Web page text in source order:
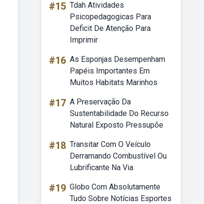
#15 Tdah Atividades
Psicopedagogicas Para
Deficit De Atenção Para
Imprimir
#16 As Esponjas Desempenham
Papéis Importantes Em
Muitos Habitats Marinhos
#17 A Preservação Da
Sustentabilidade Do Recurso
Natural Exposto Pressupõe
#18 Transitar Com O Veículo
Derramando Combustível Ou
Lubrificante Na Via
#19 Globo Com Absolutamente
Tudo Sobre Notícias Esportes